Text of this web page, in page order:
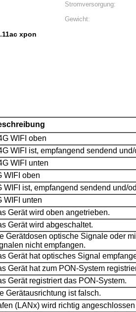
Stromversorgung:
Gewicht:
xpon
WIFI oben
WIFI ist, empfangend sendend
WIFI unten
WIFI oben
WIFI ist, empfangend sendend und/
WIFI unten
Gerät wird oben angetrieben.
Gerät wird abgeschaltet.
Gerätdosen optische Signale oder
nicht empfangen.
Gerät hat optisches Signal
Gerät hat zum PON-System
Gerät registriert das PON-System.
Gerätausrichtung ist falsch.
(LANx) wird richtig